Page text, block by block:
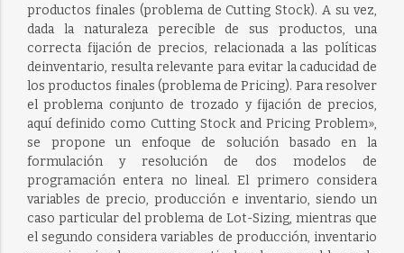
productos finales (problema de Cutting Stock). A su vez,
dada la naturaleza perecible de sus productos, una
correcta fijación de precios, relacionada a las políticas
deinventario, resulta relevante para evitar la caducidad de
los productos finales (problema de Pricing). Para resolver
el problema conjunto de trozado y fijación de precios,
aquí definido como Cutting Stock and Pricing Problem»,
se propone un enfoque de solución basado en la
formulación y resolución de dos modelos de
programación entera no lineal. El primero considera
variables de precio, producción e inventario, siendo un
caso particular del problema de Lot-Sizing, mientras que
el segundo considera variables de producción, inventario